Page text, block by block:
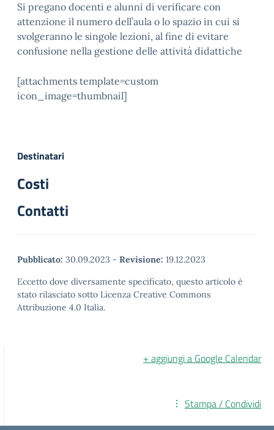
Si pregano docenti e alunni di verificare con
attenzione il numero dell’aula o lo spazio in cui si
svolgeranno le singole lezioni, al fine di evitare
confusione nella gestione delle attività didattiche
[attachments template=custom
icon_image=thumbnail]
Destinatari
Costi
Contatti
Pubblicato: 30.09.2023 - Revisione: 19.12.2023
Eccetto dove diversamente specificato, questo articolo è
stato rilasciato sotto Licenza Creative Commons
Attribuzione 4.0 Italia.
+ aggiungi a Google Calendar
Stampa / Condividi